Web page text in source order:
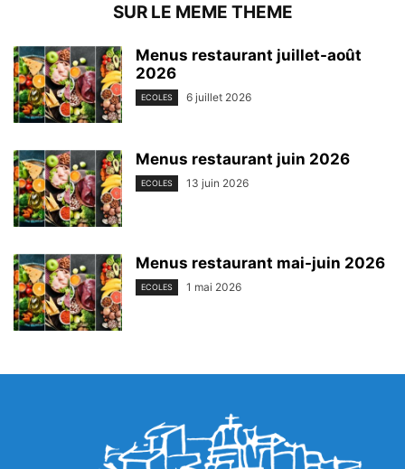
SUR LE MEME THEME
Menus restaurant juillet-août
2026
ECOLES 6 juillet 2026
Menus restaurant juin 2026
ECOLES 13 juin 2026
Menus restaurant mai-juin 2026
ECOLES 1 mai 2026